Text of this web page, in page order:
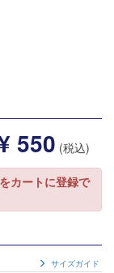
550 (税込)
カートに登録で
サイズガイド